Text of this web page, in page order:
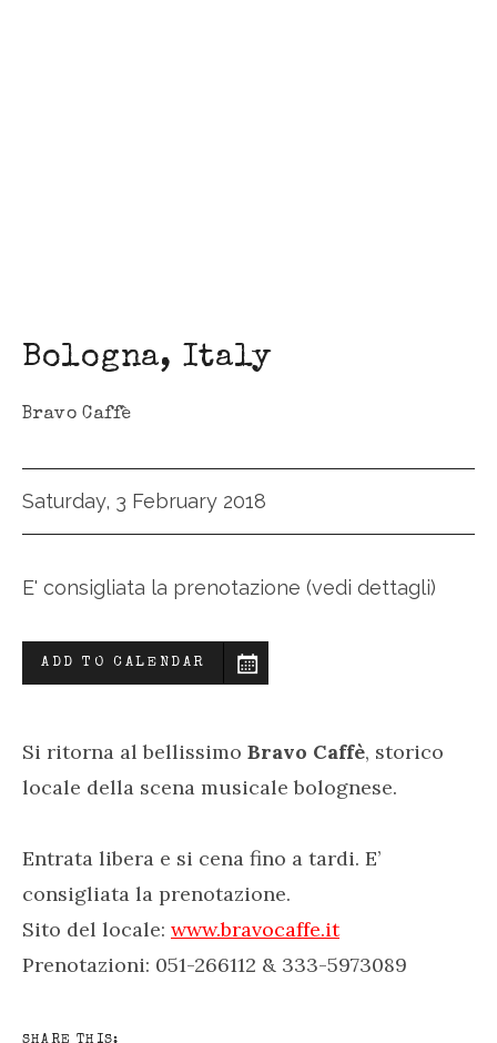
Bologna, Italy
Bravo Caffè
Saturday, 3 February 2018
E' consigliata la prenotazione (vedi dettagli)
ADD TO CALENDAR
Si ritorna al bellissimo Bravo Caffè, storico
locale della scena musicale bolognese.
Entrata libera e si cena fino a tardi. E’
consigliata la prenotazione.
Sito del locale: www.bravocaffe.it
Prenotazioni: 051-266112 & 333-5973089